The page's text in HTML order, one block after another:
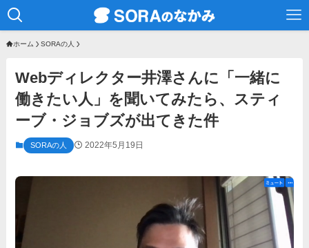
ホーム SORAの人
Webディレクター井澤さんに「一緒に
働きたい人」を聞いてみたら、スティ
ーブ・ジョブズが出てきた件
SORAの人 2022年5月19日